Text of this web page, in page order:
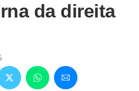
da direita